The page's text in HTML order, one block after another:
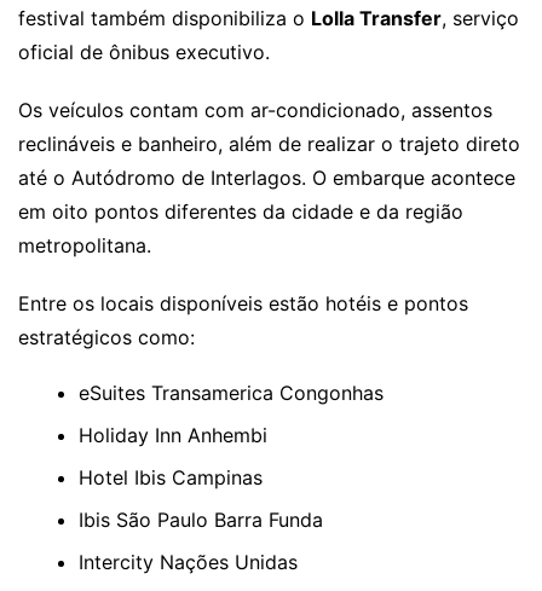
festival também disponibiliza o Lolla Transfer, serviço
oficial de ônibus executivo.
Os veículos contam com ar-condicionado, assentos
reclináveis e banheiro, além de realizar o trajeto direto
até o Autódromo de Interlagos. O embarque acontece
em oito pontos diferentes da cidade e da região
metropolitana.
Entre os locais disponíveis estão hotéis e pontos
estratégicos como:
eSuites Transamerica Congonhas
Holiday Inn Anhembi
Hotel Ibis Campinas
Ibis São Paulo Barra Funda
Intercity Nações Unidas